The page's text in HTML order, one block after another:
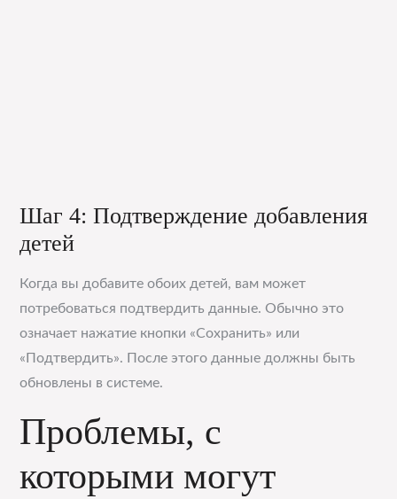
Шаг 4: Подтверждение добавления
детей
Когда вы добавите обоих детей, вам может
потребоваться подтвердить данные. Обычно это
означает нажатие кнопки «Сохранить» или
«Подтвердить». После этого данные должны быть
обновлены в системе.
Проблемы, с
которыми могут